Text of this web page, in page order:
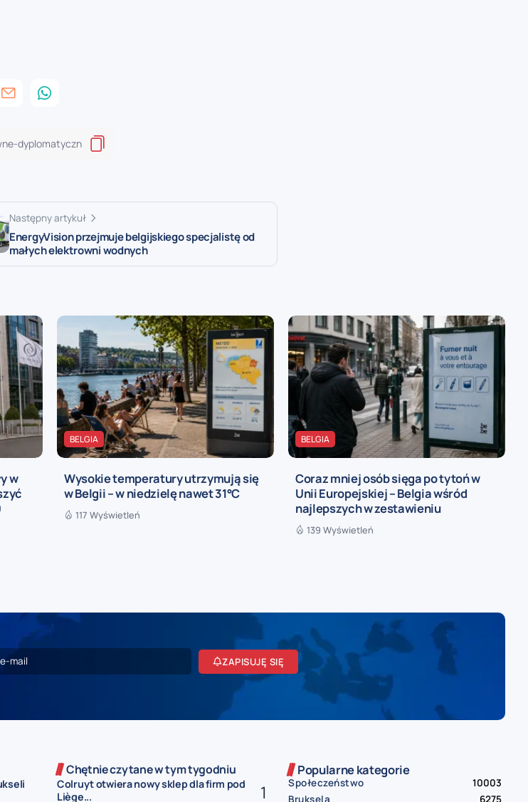
Następny artykuł
EnergyVision przejmuje belgijskiego specjalistę od
małych elektrowni wodnych
w
BELGIA
Wysokie temperatury utrzymują się
w Belgii – w niedzielę nawet 31°C
117 Wyświetleń
BELGIA
Coraz mniej osób sięga po tytoń w
Unii Europejskiej – Belgia wśród
najlepszych w zestawieniu
139 Wyświetleń
ZAPISUJĘ SIĘ
Chętnie czytane w tym tygodniu
Colruyt otwiera nowy sklep dla firm pod
Liège...
Popularne kategorie
Społeczeństwo
10003
Bruksela
6275